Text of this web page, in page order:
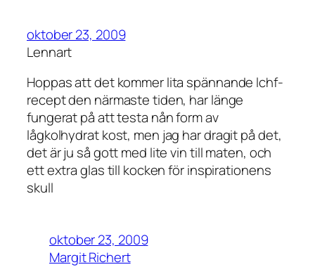
oktober 23, 2009
Lennart
Hoppas att det kommer lita spännande lchf-
recept den närmaste tiden, har länge
fungerat på att testa nån form av
lågkolhydrat kost, men jag har dragit på det,
det är ju så gott med lite vin till maten, och
ett extra glas till kocken för inspirationens
skull
oktober 23, 2009
Margit Richert